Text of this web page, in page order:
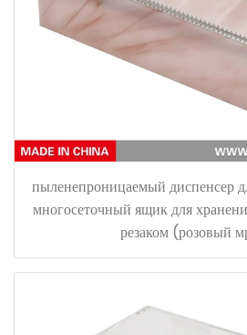
пыленепроницаемый диспенсер
многосеточный ящик для
резаком (розовый